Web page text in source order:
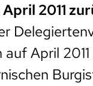
2011
April